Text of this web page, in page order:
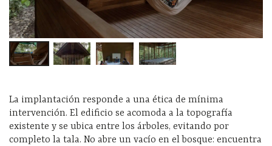
La implantación responde a una ética de mínima
intervención. El edificio se acomoda a la topografía
existente y se ubica entre los árboles, evitando por
completo la tala. No abre un vacío en el bosque: encuentra